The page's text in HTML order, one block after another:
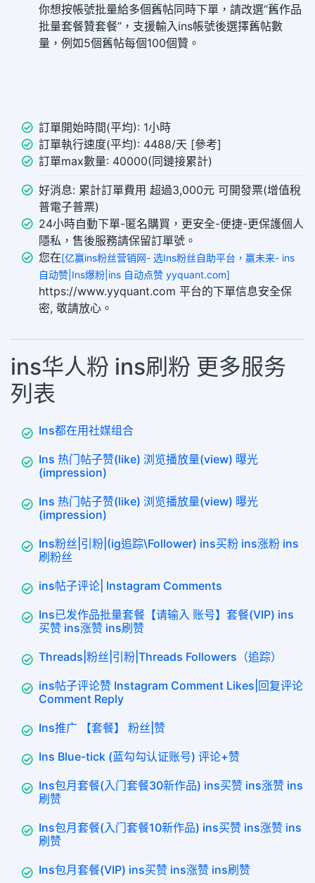
你想按帳號批量給多個舊帖同時下單，請改選“舊作品
批量套餐贊套餐”，支援輸入ins帳號後選擇舊帖數
量，例如5個舊帖每個100個贊。
訂單開始時間(平均): 1小時
訂單執行速度(平均): 4488/天 [參考]
訂單max數量: 40000(同鏈接累計)
好消息: 累計訂單費用 超過3,000元 可開發票(增值稅
普電子普票)
24小時自動下單-匿名購買，更安全-便捷-更保護個人
隱私，售後服務請保留訂單號。
您在[亿赢ins粉丝营销网- 选Ins粉丝自助平台，赢未来- ins
自动赞|Ins爆粉|ins 自动点赞 yyquant.com]
https://www.yyquant.com 平台的下單信息安全保
密, 敬請放心。
ins华人粉 ins刷粉 更多服务
列表
Ins都在用社媒组合
Ins 热门帖子赞(like) 浏览播放量(view) 曝光
(impression)
Ins 热门帖子赞(like) 浏览播放量(view) 曝光
(impression)
Ins粉丝|引粉|(ig追踪\Follower) ins买粉 ins涨粉 ins
刷粉丝
ins帖子评论| Instagram Comments
Ins已发作品批量套餐【请输入 账号】套餐(VIP) ins
买赞 ins涨赞 ins刷赞
Threads|粉丝|引粉|Threads Followers（追踪）
ins帖子评论赞 Instagram Comment Likes|回复评论
Comment Reply
Ins推广 【套餐】 粉丝|赞
Ins Blue-tick (蓝勾勾认证账号) 评论+赞
Ins包月套餐(入门套餐30新作品) ins买赞 ins涨赞 ins
刷赞
Ins包月套餐(入门套餐10新作品) ins买赞 ins涨赞 ins
刷赞
Ins包月套餐(VIP) ins买赞 ins涨赞 ins刷赞